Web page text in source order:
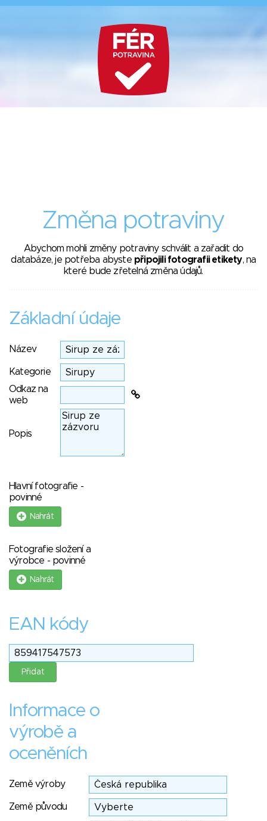
Změna potraviny
Abychom mohli změny potraviny schválit a zařadit do
databáze, je potřeba abyste připojili fotografii etikety, na
které bude zřetelná změna údajů.
Základní údaje
Název
Kategorie
Odkaz na
web
Popis
Hlavní fotografie -
povinné
Nahrát
Fotografie složení a
výrobce - povinné
Nahrát
EAN kódy
Informace o
výrobě a
oceněních
Země výroby
Země původu